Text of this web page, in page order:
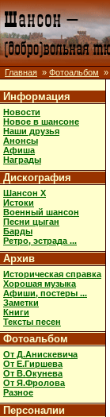
Главная » Фотоальбом »
Информация
Новости
Новое в шансоне
Наши друзья
Анонсы
Афиша
Награды
Дискография
Шансон X
Истоки
Военный шансон
Песни цыган
Барды
Ретро, эстрада ...
Архив
Историческая справка
Хорошая музыка
Афиши, постеры ...
Заметки
Книги
Тексты песен
Фотоальбом
От Д.Анискевича
От Е.Гиршева
От В.Окунева
От Я.Фролова
Разное
Персоналии